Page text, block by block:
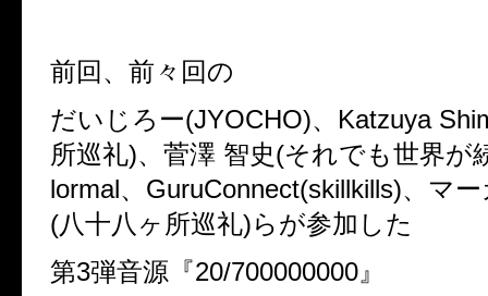
前回、前々回の
だいじろー(JYOCHO)、 Katzuya
所巡礼)、菅澤 智史(それでも世界が
lormal、 GuruConnect(skillkills)、マ
(八十八ヶ所巡礼)らが参加した
第3弾音源『20/700000000 』